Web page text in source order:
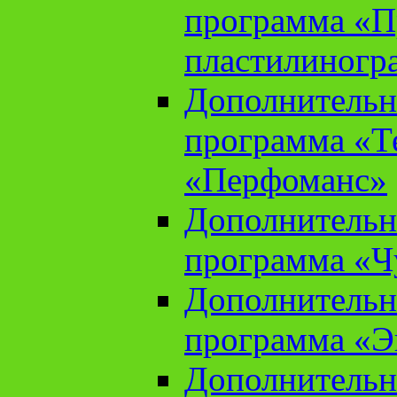
программа
программа
«Перфоманс»
программа
программа